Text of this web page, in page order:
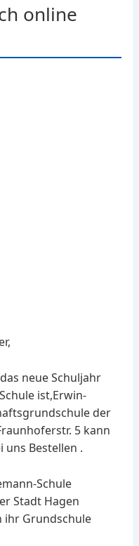
online
neue Schuljahr
ist,Erwin-
der
5 kann
Bestellen .
Schule
Stadt Hagen
ihr Grundschule